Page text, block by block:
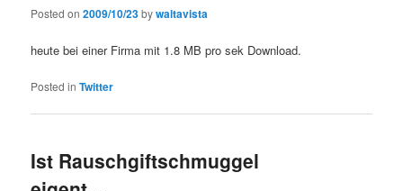
Posted on2009/10/23bywaltavista
heute bei einer Firma mit 1.8 MB pro sek Download.
Posted in Twitter
Ist Rauschgiftschmuggel